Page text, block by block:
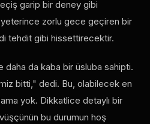
garip bir deney gibi
zorlu gece geçiren bir
tehdit gibi hissettirecektir.
daha da kaba bir üsluba sahipti.
bitti," dedi. Bu, olabilecek en
yok. Dikkatlice detaylı bir
bu durumun hoş